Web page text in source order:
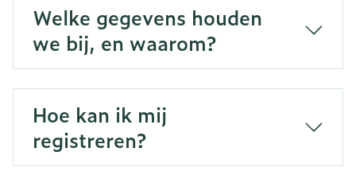
Welke gegevens houden
we bij, en waarom?
Hoe kan ik mij
registreren?